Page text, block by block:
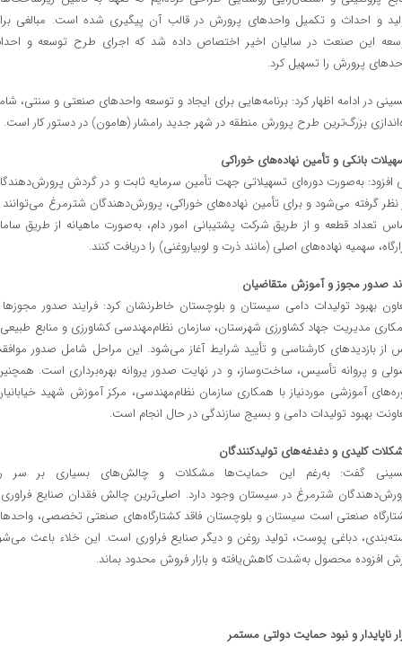
و احداث و تکمیل واحدهای پرورش در قالب آن پیگیری شده است. مبالغی
این صنعت در سالیان اخیر اختصاص داده شد که اجرای طرح توسعه و
پرورش را تسهیل کرد.
در ادامه اظهار کرد: برنامه‌هایی برای ایجاد و توسعه واحدهای صنعتی و سنتی،
بزرگ‌ترین طرح پرورش منطقه در شهر جدید رامشار (هامون) در دستور کار است.
بانکی و تأمین نهاده‌های خوراکی
افزود: به‌صورت دوره‌ای تسهیلاتی جهت تأمین سرمایه ثابت و در گردش
نظر گرفته می‌شود و برای تأمین نهاده‌های خوراکی، پرورش‌دهندگان شترمرغ می‌توانند
تعداد قطعه و از طریق شرکت پشتیبانی امور دام، به‌صورت ماهیانه از طریق
سهمیه نهاده‌های اصلی (مانند ذرت و لوبیاروغنی) را دریافت کنند.
صدور مجوز و آموزش متقاضیان
بهبود تولیدات دامی سیستان و بلوچستان خاطرنشان کرد: فرایند صدور مجوزها
مدیریت جهاد کشاورزی شهرستان، سازمان نظام‌مهندسی کشاورزی و منابع
از بازدیدهای کارشناسی و تأیید شرایط آغاز می‌شود. این مراحل شامل صدور
و پروانه تأسیس، ساخت‌وساز، و در نهایت صدور پروانه بهره‌برداری است.
آموزشی موردنیاز با همکاری سازمان نظام‌مهندسی، مرکز آموزش شهید
بهبود تولیدات دامی و بسیج سازندگی در حال انجام است.
کلیدی و دغدغه‌های تولیدکنندگان
گفت: به‌رغم این حمایت‌ها مشکلات و چالش‌های بسیاری بر سر
شترمرغ در سیستان وجود دارد. اصلی‌ترین چالش فقدان صنایع
صنعتی است سیستان و بلوچستان فاقد کشتارگاه‌های صنعتی تخصصی،
دباغی پوست، تولید روغن و دیگر صنایع فراوری است. این خلاء باعث
افزوده محصول به‌شدت کاهش‌یافته و بازار فروش محدود بماند.
ناپایدار و نبود حمایت دولتی مستمر